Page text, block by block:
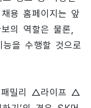
용 홈페이지는 앞
의 역할은 물론,
을 수행할 것으로
패밀리 △라이프 △